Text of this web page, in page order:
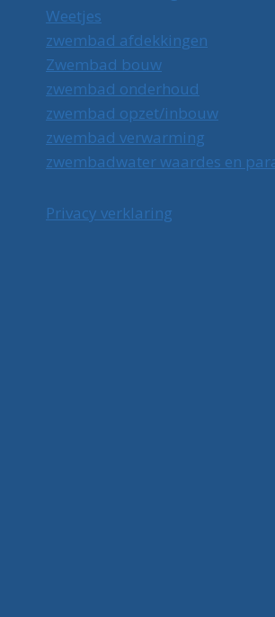
Weetjes
zwembad afdekkingen
Zwembad bouw
zwembad onderhoud
zwembad opzet/inbouw
zwembad verwarming
zwembadwater waardes en
Privacy verklaring